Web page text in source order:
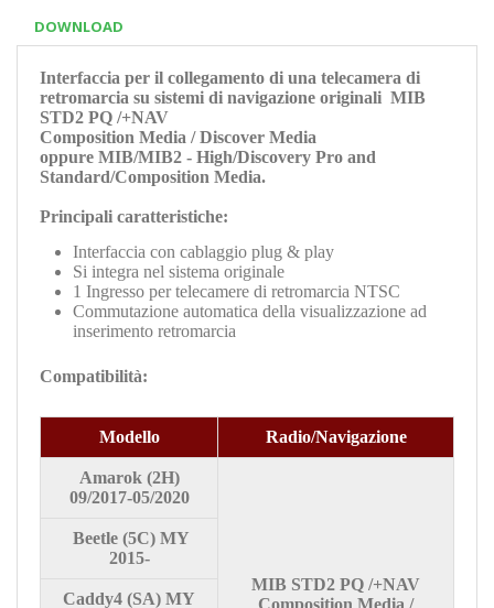
DOWNLOAD
Interfaccia per il collegamento di una telecamera di
retromarcia su sistemi di navigazione originali MIB
STD2 PQ /+NAV
Composition Media / Discover Media
oppure MIB/MIB2 - High/Discovery Pro and
Standard/Composition Media.
Principali caratteristiche:
Interfaccia con cablaggio plug & play
Si integra nel sistema originale
1 Ingresso per telecamere di retromarcia NTSC
Commutazione automatica della visualizzazione ad
inserimento retromarcia
Compatibilità:
Modello Radio/Navigazione
Amarok (2H)
09/2017-05/2020
MIB STD2 PQ /+NAV
Composition Media /
Beetle (5C) MY
2015-
Caddy4 (SA) MY